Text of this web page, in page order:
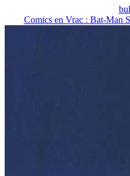
Comics en Vrac : Bat-Man